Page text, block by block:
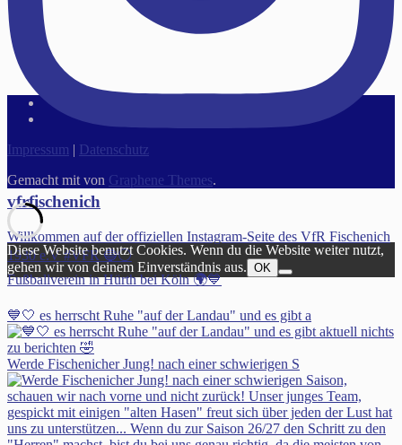
vfrfischenich
Willkommen auf der offiziellen Instagram-Seite des VfR Fischenich
1930 e.V #VFR 🔵⚪️
Fußballverein in Hürth bei Köln 🌍💙
💙🤍 es herrscht Ruhe "auf der Landau" und es gibt a
Werde Fischenicher Jung! nach einer schwierigen S
Impressum | Datenschutz
Gemacht mit von Graphene Themes.
Diese Website benutzt Cookies. Wenn du die Website weiter nutzt,
gehen wir von deinem Einverständnis aus. OK